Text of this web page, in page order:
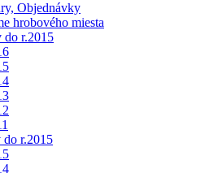
Objednávky
hrobového miesta
do r.2015
r.2015